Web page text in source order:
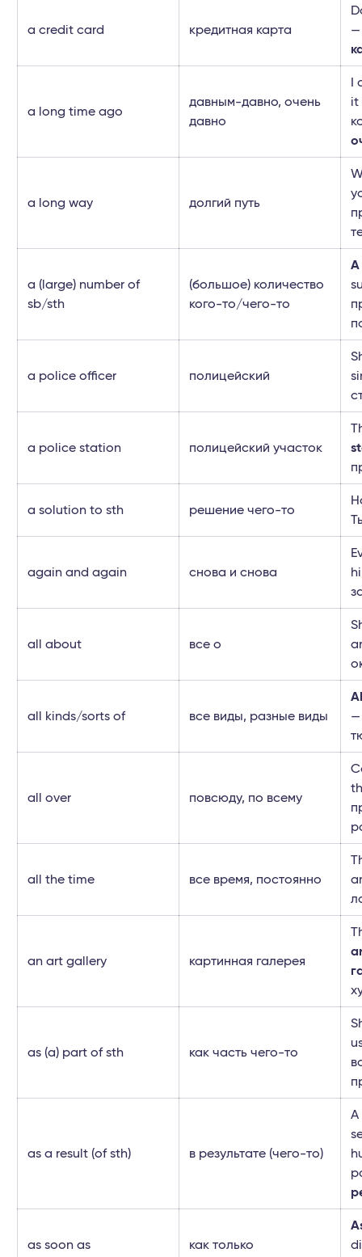
a credit card кредитная карта
—
a long time ago
давным-давно, очень
давно
it
a long way долгий путь
a (large) number of
sb/sth
(большое) количество
кого-то/чего-то
A
a police officer полицейский
a police station полицейский участок
a solution to sth решение чего-то
again and again снова и снова
all about все о
all kinds/sorts of все виды, разные виды
—
all over повсюду, по всему
all the time все время, постоянно
an art gallery картинная галерея
as (a) part of sth как часть чего-то
as a result (of sth) в результате (чего-то)
A
as soon as как только